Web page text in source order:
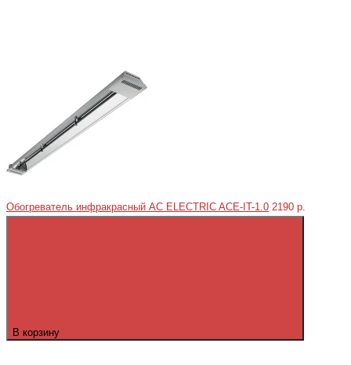
Обогреватель инфракрасный AC ELECTRIC ACE-IT-1.0 2190 р.
В корзину